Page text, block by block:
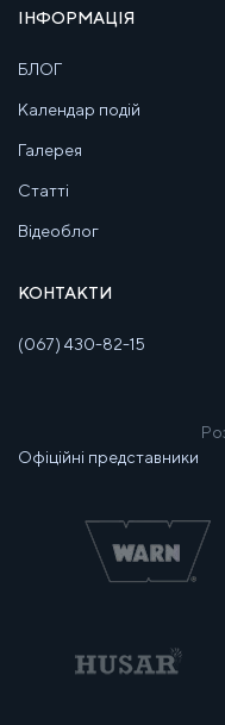
ІНФОРМАЦІЯ
БЛОГ
Календар подій
Галерея
Статті
Відеоблог
КОНТАКТИ
(067) 430-82-15
Офіційні представники